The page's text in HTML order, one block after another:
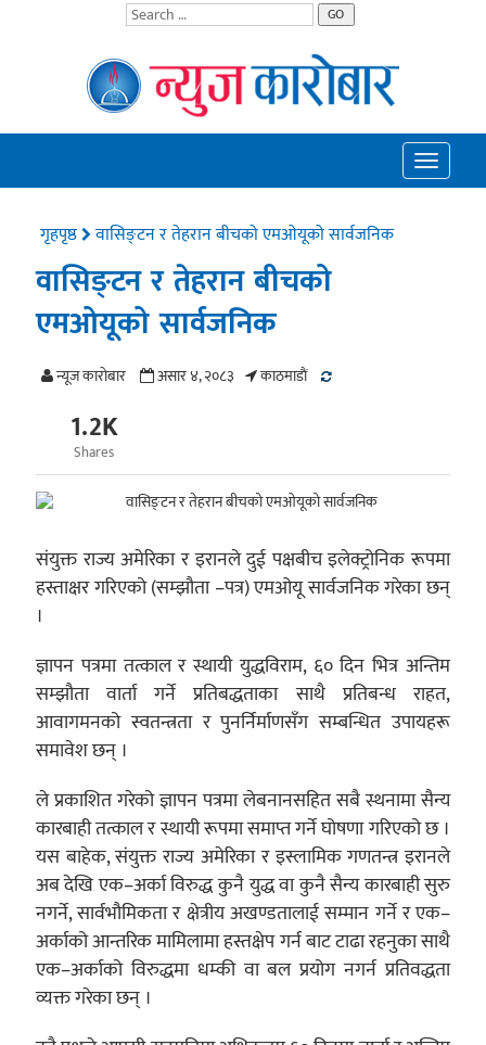
GO
Toggle
गृहपृष्ठ वासिङ्टन र तेहरान बीचको एमओयूको सार्वजनिक
वासिङ्टन र तेहरान बीचको
एमओयूको सार्वजनिक
न्यूज काराेबार असार ४, २०८३ काठमाडाैं
1.2K
Shares
संयुक्त राज्य अमेरिका र इरानले दुई पक्षबीच इलेक्ट्रोनिक रूपमा
हस्ताक्षर गरिएको (सम्झौता –पत्र) एमओयू सार्वजनिक गरेका छन्
।
ज्ञापन पत्रमा तत्काल र स्थायी युद्धविराम, ६० दिन भित्र अन्तिम
सम्झौता वार्ता गर्ने प्रतिबद्धताका साथै प्रतिबन्ध राहत,
आवागमनको स्वतन्त्रता र पुनर्निर्माणसँग सम्बन्धित उपायहरू
समावेश छन् ।
ले प्रकाशित गरेको ज्ञापन पत्रमा लेबनानसहित सबै स्थनामा सैन्य
कारबाही तत्काल र स्थायी रूपमा समाप्त गर्ने घोषणा गरिएको छ ।
यस बाहेक, संयुक्त राज्य अमेरिका र इस्लामिक गणतन्त्र इरानले
अब देखि एक–अर्का विरुद्ध कुनै युद्ध वा कुनै सैन्य कारबाही सुरु
नगर्ने, सार्वभौमिकता र क्षेत्रीय अखण्डतालाई सम्मान गर्ने र एक–
अर्काको आन्तरिक मामिलामा हस्तक्षेप गर्न बाट टाढा रहनुका साथै
एक–अर्काको विरुद्धमा धम्की वा बल प्रयोग नगर्न प्रतिवद्धता
व्यक्त गरेका छन् ।